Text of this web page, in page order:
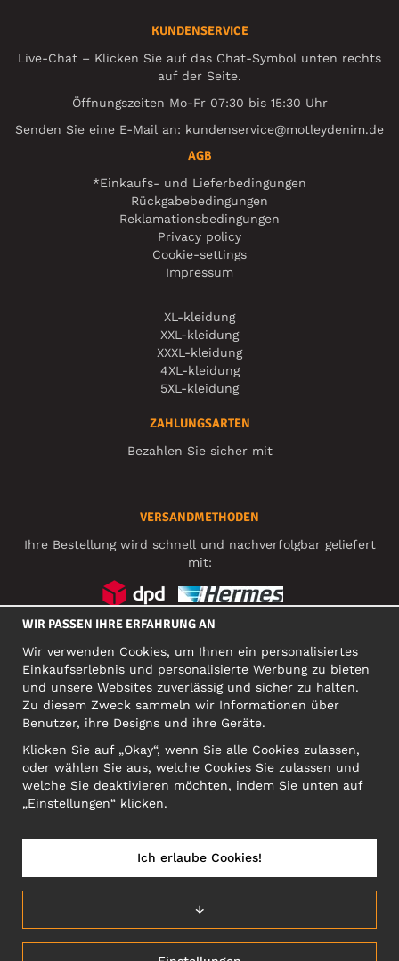
KUNDENSERVICE
Live-Chat – Klicken Sie auf das Chat-Symbol unten rechts
auf der Seite.
Öffnungszeiten Mo-Fr 07:30 bis 15:30 Uhr
Senden Sie eine E-Mail an: kundenservice@motleydenim.de
AGB
*Einkaufs- und Lieferbedingungen
Rückgabebedingungen
Reklamationsbedingungen
Privacy policy
Cookie-settings
Impressum
XL-kleidung
XXL-kleidung
XXXL-kleidung
4XL-kleidung
5XL-kleidung
ZAHLUNGSARTEN
Bezahlen Sie sicher mit
VERSANDMETHODEN
Ihre Bestellung wird schnell und nachverfolgbar geliefert
mit:
FIRMA
Narva mnt 5, EE-10117 Tallinn
Org: 12356245, VAT: EE101578318
ACHTUNG! Produktrücksendungen nicht an diese Adresse
DEUTSCHLAND/DEUTSCH (DE)
WIR PASSEN IHRE ERFAHRUNG AN
Wir verwenden Cookies, um Ihnen ein personalisiertes
Einkaufserlebnis und personalisierte Werbung zu bieten
und unsere Websites zuverlässig und sicher zu halten.
Zu diesem Zweck sammeln wir Informationen über
Benutzer, ihre Designs und ihre Geräte.
Klicken Sie auf „Okay“, wenn Sie alle Cookies zulassen,
oder wählen Sie aus, welche Cookies Sie zulassen und
welche Sie deaktivieren möchten, indem Sie unten auf
„Einstellungen“ klicken.
↓
Ich erlaube Cookies!